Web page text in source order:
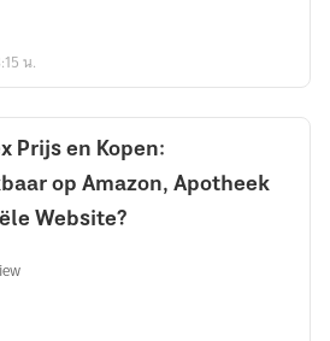
น.
Prijs en Kopen:
op Amazon, Apotheek
Website?